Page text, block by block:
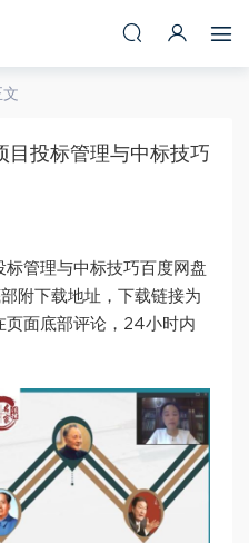
文
目投标管理与中标技巧
管理与中标技巧百度网盘
附下载地址，下载链接为
页面底部评论，24小时内